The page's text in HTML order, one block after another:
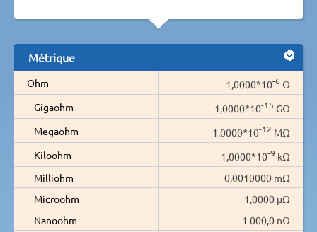
Métrique
Ohm 1,0000*10-6 Ω
Gigaohm
1,0000*10-15 GΩ
Megaohm
1,0000*10-12 MΩ
Kiloohm
1,0000*10-9 kΩ
Milliohm
0,0010000 mΩ
Microohm
1,0000 µΩ
Nanoohm
1 000,0 nΩ